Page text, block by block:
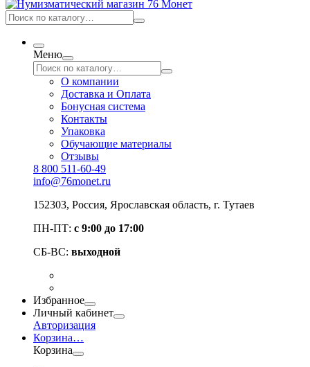
Меню
О компании
Доставка и Оплата
Бонусная система
Контакты
Упаковка
Обучающие материалы
Отзывы
8 800 511-60-49
info@76monet.ru
152303, Россия, Ярославская область, г. Тутаев
ПН-ПТ: с 9:00 до 17:00
СБ-ВС: выходной
Избранное
Личный кабинет
Авторизация
Корзина…
Корзина